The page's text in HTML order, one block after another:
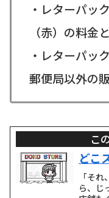
・レターパッ
（赤）の料金
・レターパッ
郵便局以外の
こ
どこ
「そ
ら、じ